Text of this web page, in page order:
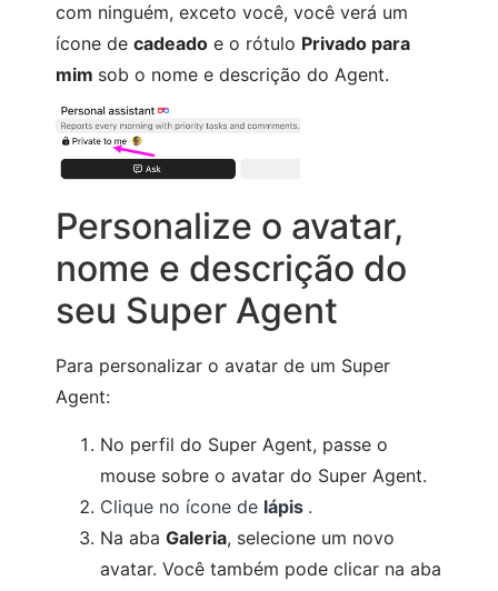
com ninguém, exceto você, você verá um
ícone de cadeado e o rótulo Privado para
mim sob o nome e descrição do Agent.
Personalize o avatar,
nome e descrição do
seu Super Agent
Para personalizar o avatar de um Super
Agent:
No perfil do Super Agent, passe o
mouse sobre o avatar do Super Agent.
Clique no ícone de lápis .
Na aba Galeria, selecione um novo
avatar. Você também pode clicar na aba